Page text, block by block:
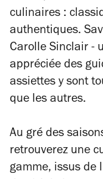
culinaires :
authentiques.
Carolle Sinclair -
appréciée des
assiettes y sont
que les autres.
Au gré des
retrouverez une
gamme, issus de